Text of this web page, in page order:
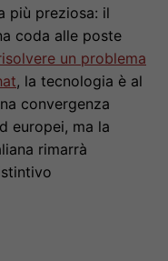
più preziosa: il
coda alle poste
un problema
, la tecnologia è al
convergenza
europei, ma la
rimarrà